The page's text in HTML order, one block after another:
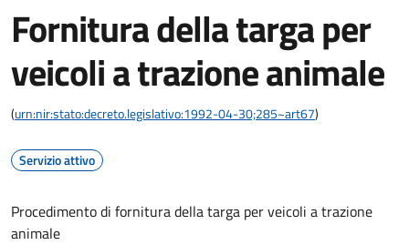
Fornitura della targa per
veicoli a trazione animale
(urn:nir:stato:decreto.legislativo:1992-04-30;285~art67)
Servizio attivo
Procedimento di fornitura della targa per veicoli a trazione
animale